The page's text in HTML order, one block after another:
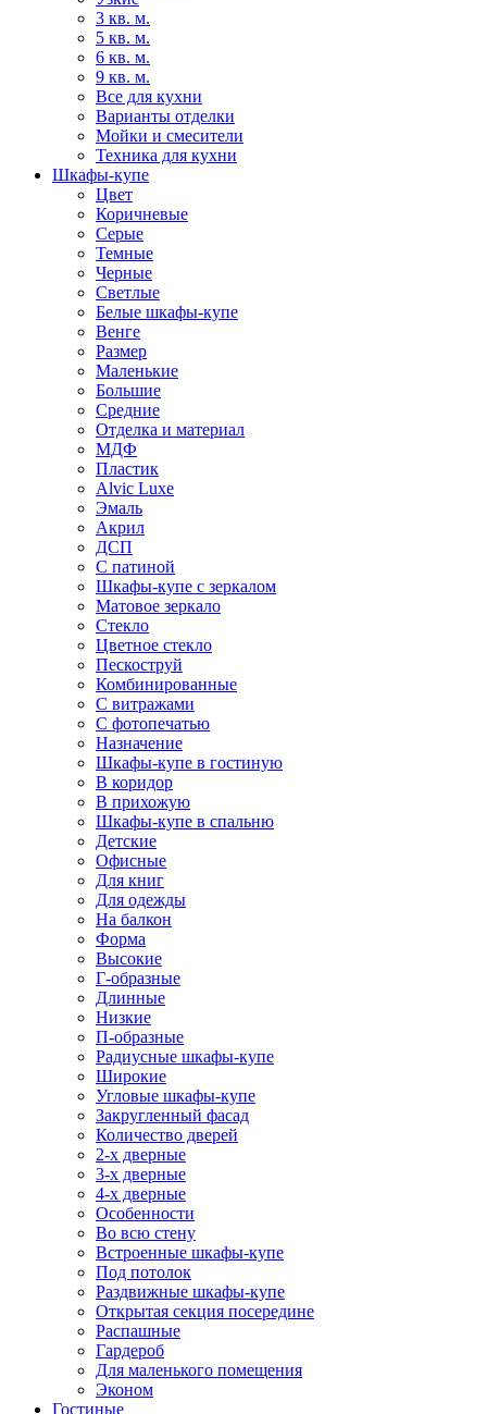
3 кв. м.
5 кв. м.
6 кв. м.
9 кв. м.
Все для кухни
Варианты отделки
Мойки и смесители
Техника для кухни
Шкафы-купе
Цвет
Коричневые
Серые
Темные
Черные
Светлые
Белые шкафы-купе
Венге
Размер
Маленькие
Большие
Средние
Отделка и материал
МДФ
Пластик
Alvic Luxe
Эмаль
Акрил
ДСП
С патиной
Шкафы-купе с зеркалом
Матовое зеркало
Стекло
Цветное стекло
Пескоструй
Комбинированные
С витражами
С фотопечатью
Назначение
Шкафы-купе в гостиную
В коридор
В прихожую
Шкафы-купе в спальню
Детские
Офисные
Для книг
Для одежды
На балкон
Форма
Высокие
Г-образные
Длинные
Низкие
П-образные
Радиусные шкафы-купе
Широкие
Угловые шкафы-купе
Закругленный фасад
Количество дверей
2-х дверные
3-х дверные
4-х дверные
Особенности
Во всю стену
Встроенные шкафы-купе
Под потолок
Раздвижные шкафы-купе
Открытая секция посередине
Распашные
Гардероб
Для маленького помещения
Эконом
Гостиные